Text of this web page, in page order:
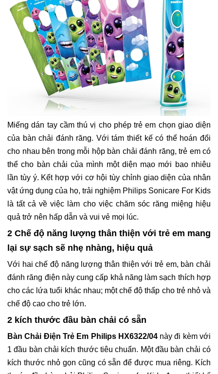
Miếng dán tay cầm thú vị cho phép trẻ em chọn giao diện
của bàn chải đánh răng. Với tám thiết kế có thể hoán đổi
cho nhau bên trong mỗi hộp bàn chải đánh răng, trẻ em có
thể cho bàn chải của mình một diện mạo mới bao nhiêu
lần tùy ý. Kết hợp với cơ hội tùy chỉnh giao diện của nhân
vật ứng dụng của họ, trải nghiệm Philips Sonicare For Kids
là tất cả về việc làm cho việc chăm sóc răng miệng hiệu
quả trở nên hấp dẫn và vui vẻ mọi lúc.
2 Chế độ năng lượng thân thiện với trẻ em mang
lại sự sạch sẽ nhẹ nhàng, hiệu quả
Với hai chế độ năng lượng thân thiện với trẻ em, bàn chải
đánh răng điện này cung cấp khả năng làm sạch thích hợp
cho các lứa tuổi khác nhau; một chế độ thấp cho trẻ nhỏ và
chế độ cao cho trẻ lớn.
2 kích thước đầu bàn chải có sẵn
Bàn Chải Điện Trẻ Em Philips HX6322/04này đi kèm với
1 đầu bàn chải kích thước tiêu chuẩn. Một đầu bàn chải có
kích thước nhỏ gọn cũng có sẵn để được mua riêng. Kích